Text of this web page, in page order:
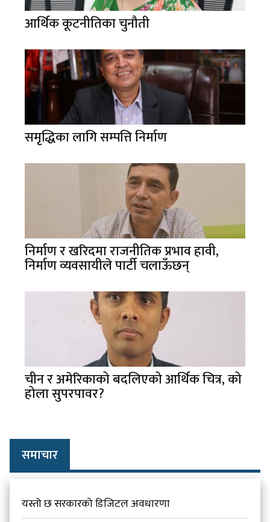
आर्थिक कूटनीतिका चुनौती
समृद्धिका लागि सम्पत्ति निर्माण
निर्माण र खरिदमा राजनीतिक प्रभाव हावी,
निर्माण व्यवसायीले पार्टी चलाऊँछन्
चीन र अमेरिकाको बदलिएको आर्थिक चित्र, को
होला सुपरपावर?
समाचार
यस्तो छ सरकारको डिजिटल अवधारणा